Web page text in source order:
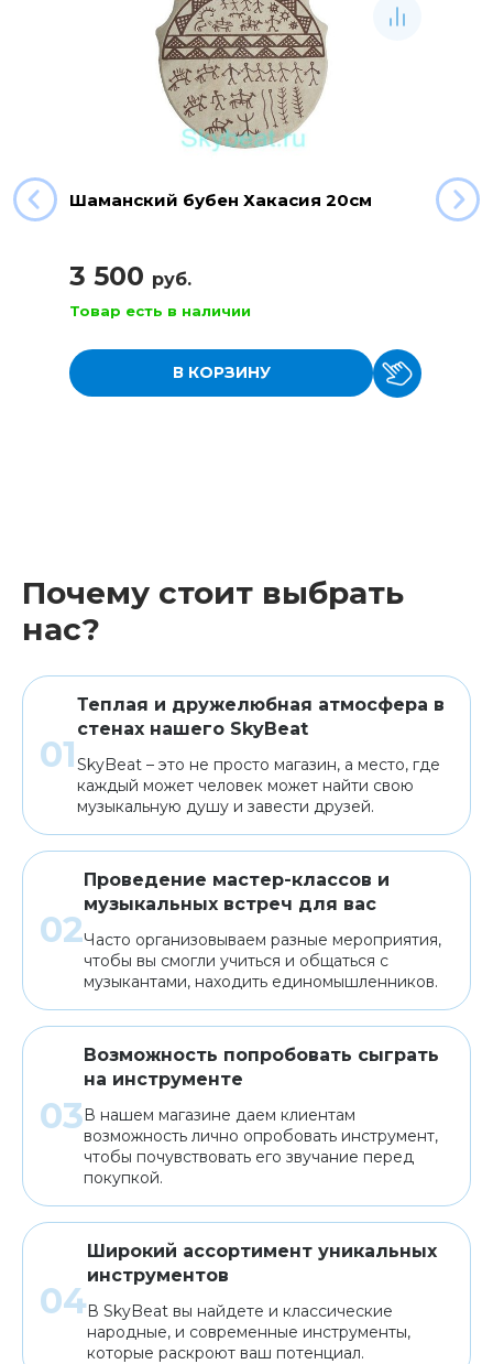
Шаманский бубен Хакасия 20см
3 500 руб.
Товар есть в наличии
В КОРЗИНУ
Почему стоит выбрать
нас?
Теплая и дружелюбная атмосфера в
стенах нашего SkyBeat
SkyBeat – это не просто магазин, а место, где
каждый может человек может найти свою
музыкальную душу и завести друзей.
Проведение мастер-классов и
музыкальных встреч для вас
Часто организовываем разные мероприятия,
чтобы вы смогли учиться и общаться с
музыкантами, находить единомышленников.
Возможность попробовать сыграть
на инструменте
В нашем магазине даем клиентам
возможность лично опробовать инструмент,
чтобы почувствовать его звучание перед
покупкой.
Широкий ассортимент уникальных
инструментов
В SkyBeat вы найдете и классические
народные, и современные инструменты,
которые раскроют ваш потенциал.